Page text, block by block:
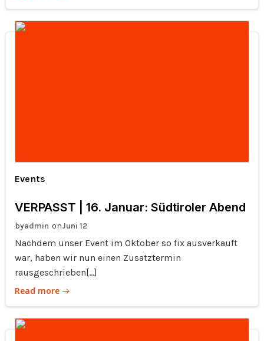
Events
VERPASST | 16. Januar: Südtiroler Abend
byadmin onJuni 12
Nachdem unser Event im Oktober so fix ausverkauft
war, haben wir nun einen Zusatztermin
rausgeschrieben[…]
Read more